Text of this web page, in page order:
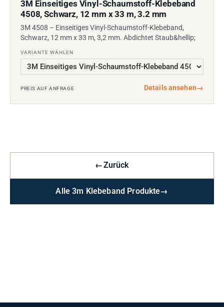
3M Einseitiges Vinyl-Schaumstoff-Klebeband
4508, Schwarz, 12 mm x 33 m, 3.2 mm
3M 4508 – Einseitiges Vinyl-Schaumstoff-Klebeband,
Schwarz, 12 mm x 33 m, 3,2 mm. Abdichtet Staub&hellip;
VARIANTE WÄHLEN
PREIS AUF ANFRAGE Details ansehen→
←Zurück
Alle 3m Klebeband Produkte→